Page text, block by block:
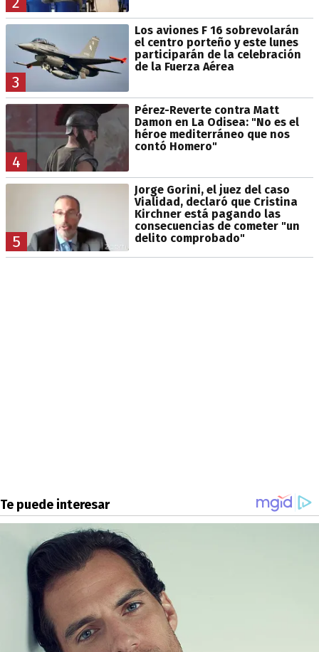
3
Los aviones F 16 sobrevolarán
el centro porteño y este lunes
participarán de la celebración
de la Fuerza Aérea
4
Pérez-Reverte contra Matt
Damon en La Odisea: "No es el
héroe mediterráneo que nos
contó Homero"
5
Jorge Gorini, el juez del caso
Vialidad, declaró que Cristina
Kirchner está pagando las
consecuencias de cometer "un
delito comprobado"